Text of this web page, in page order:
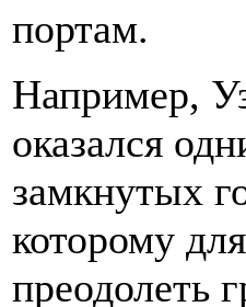
портам.
Например,
оказался
замкнутых
которому
преодолеть